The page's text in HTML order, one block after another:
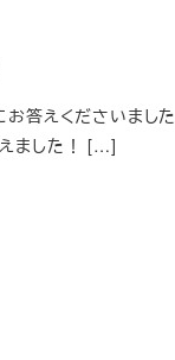
答えくださいま
えました！ […]